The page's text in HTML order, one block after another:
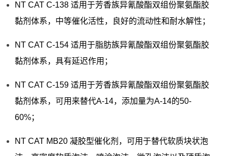
NT CAT C-138 适用于芳香族异氰酸酯双组份聚氨酯胶
黏剂体系，中等催化活性，良好的流动性和耐水解性；
NT CAT C-154 适用于脂肪族异氰酸酯双组份聚氨酯胶
黏剂体系，具有延迟作用；
NT CAT C-159 适用于芳香族异氰酸酯双组份聚氨酯胶
黏剂体系，可用来替代A-14，添加量为A-14的50-
60%；
NT CAT MB20 凝胶型催化剂，可用于替代软质块状泡